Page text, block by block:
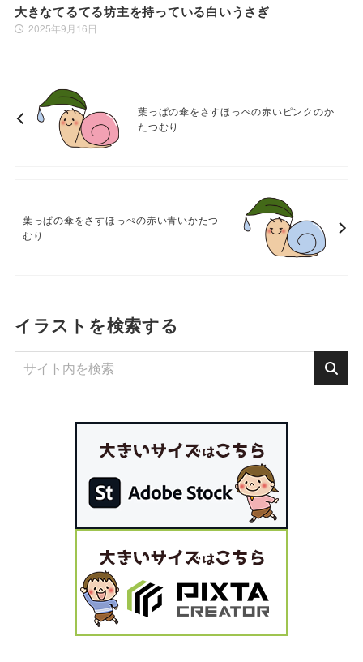
大きなてるてる坊主を持っている白いうさぎ
2025年9月16日
葉っぱの傘をさすほっぺの赤いピンクのか
たつむり
葉っぱの傘をさすほっぺの赤い青いかたつ
むり
イラストを検索する